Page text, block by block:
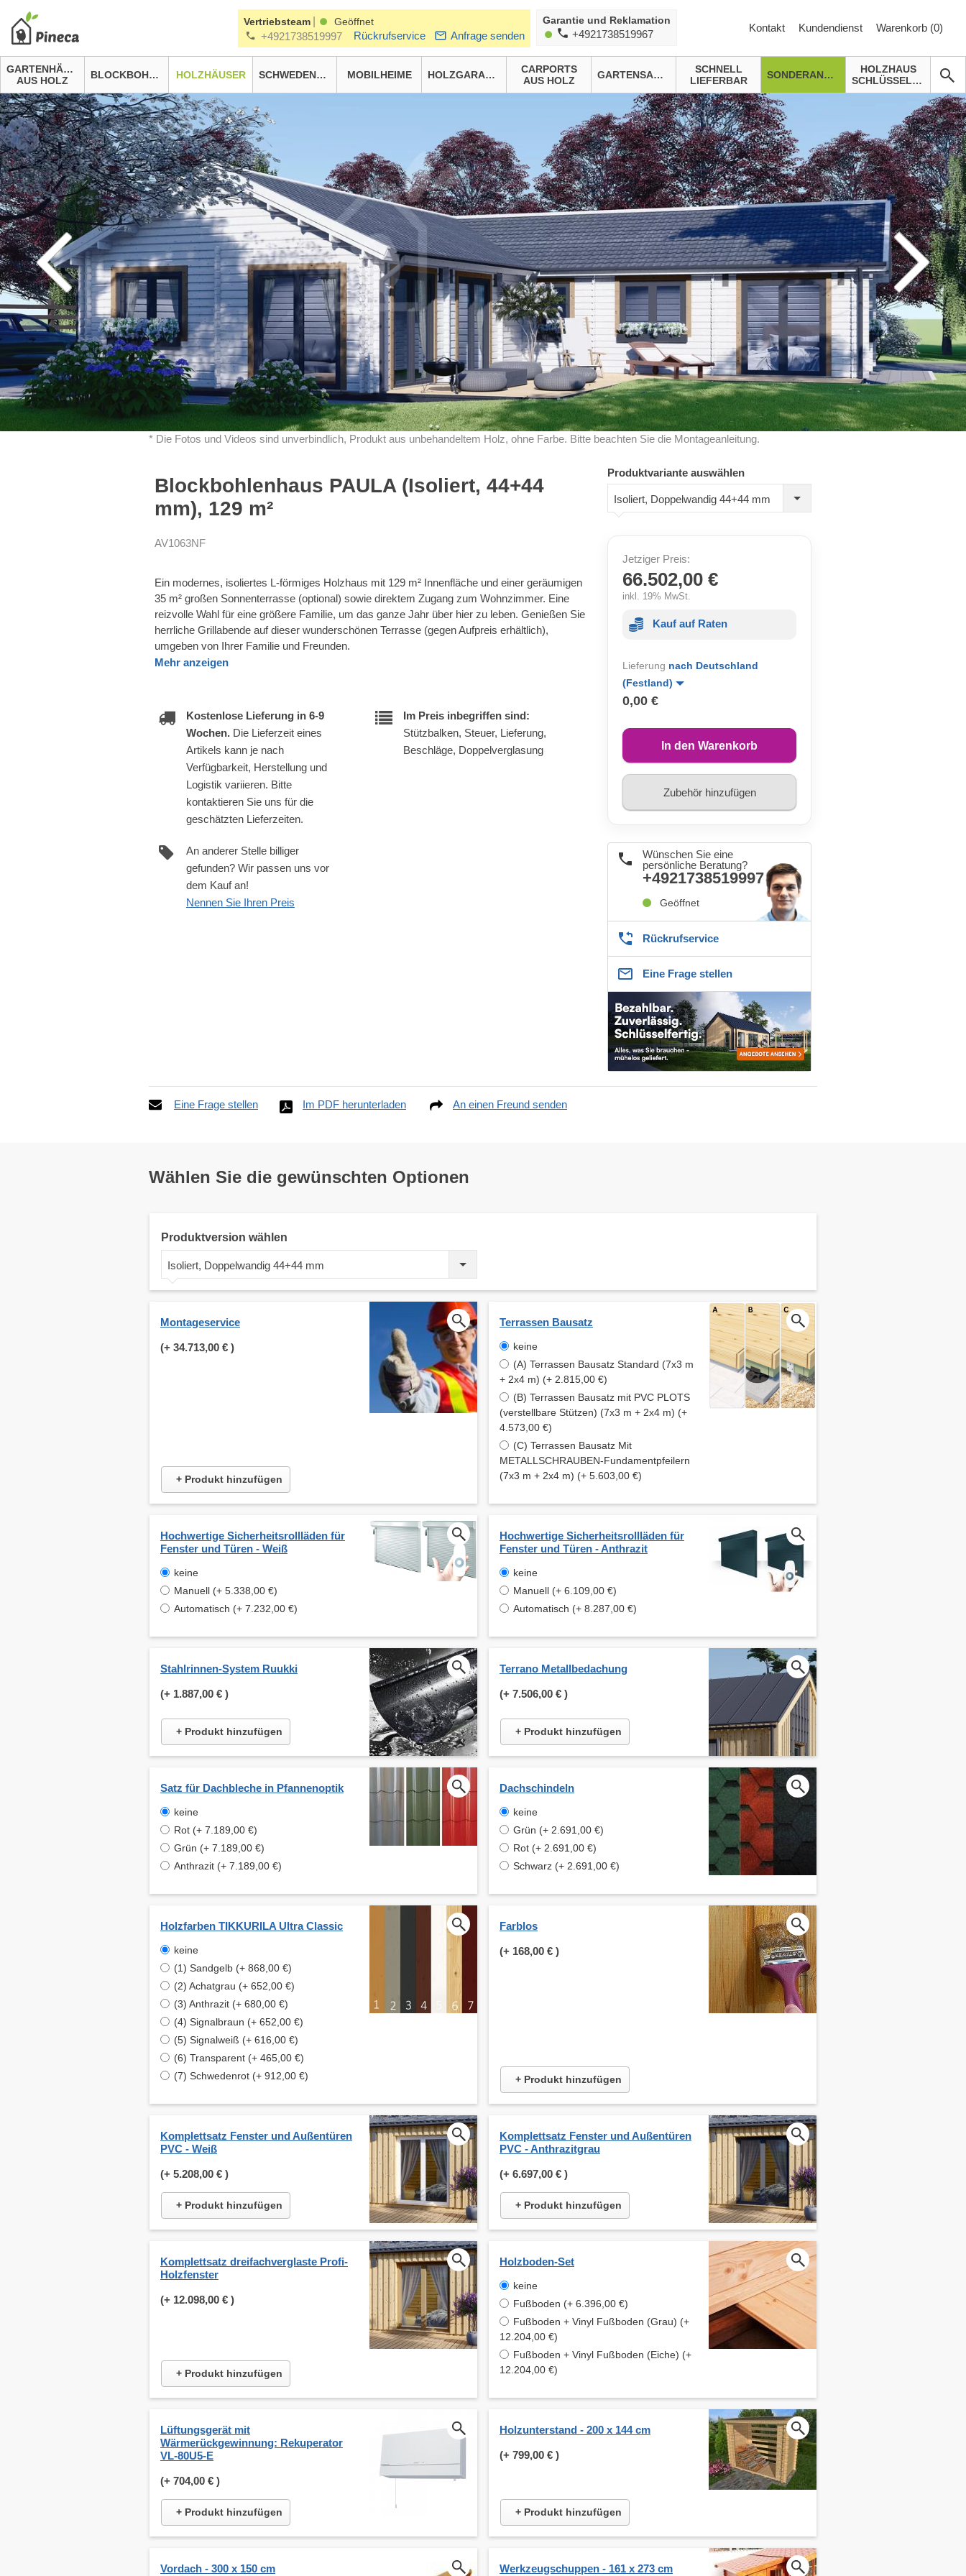
Vertriebsteam Geöffnet
+4921738519997 Rückrufservice Anfrage senden
Garantie und Reklamation
+4921738519967
Kontakt Kundendienst Warenkorb (0)
GARTENHÄUSER
AUS HOLZ
BLOCKBOHLENHÄUSER HOLZHÄUSER SCHWEDENHÄUSER MOBILHEIME HOLZGARAGEN
CARPORTS
AUS HOLZ
GARTENSAUNA
SCHNELL
LIEFERBAR
SONDERANGEBOTE
HOLZHAUS
SCHLÜSSELFERTIG
* Die Fotos und Videos sind unverbindlich, Produkt aus unbehandeltem Holz, ohne Farbe. Bitte beachten Sie die Montageanleitung.
Blockbohlenhaus PAULA (Isoliert, 44+44
mm), 129 m²
AV1063NF
Ein modernes, isoliertes L-förmiges Holzhaus mit 129 m² Innenfläche und einer geräumigen
35 m² großen Sonnenterrasse (optional) sowie direktem Zugang zum Wohnzimmer. Eine
reizvolle Wahl für eine größere Familie, um das ganze Jahr über hier zu leben. Genießen Sie
herrliche Grillabende auf dieser wunderschönen Terrasse (gegen Aufpreis erhältlich),
umgeben von Ihrer Familie und Freunden.
Mehr anzeigen
Kostenlose Lieferung in 6-9
Wochen. Die Lieferzeit eines
Artikels kann je nach
Verfügbarkeit, Herstellung und
Logistik variieren. Bitte
kontaktieren Sie uns für die
geschätzten Lieferzeiten.
Im Preis inbegriffen sind:
Stützbalken, Steuer, Lieferung,
Beschläge, Doppelverglasung
An anderer Stelle billiger
gefunden? Wir passen uns vor
dem Kauf an!
Nennen Sie Ihren Preis
Produktvariante auswählen
Isoliert, Doppelwandig 44+44 mm
Jetziger Preis:
66.502,00 €
inkl. 19% MwSt.
Kauf auf Raten
Lieferung nach Deutschland
(Festland)
0,00 €
In den Warenkorb
Zubehör hinzufügen
Wünschen Sie eine
persönliche Beratung?
+4921738519997
Geöffnet
Rückrufservice
Eine Frage stellen
Eine Frage stellen Im PDF herunterladen An einen Freund senden
Wählen Sie die gewünschten Optionen
Produktversion wählen
Isoliert, Doppelwandig 44+44 mm
Montageservice
(+ 34.713,00 € )
+ Produkt hinzufügen
Terrassen Bausatz
keine
(A) Terrassen Bausatz Standard (7x3 m
+ 2x4 m) (+ 2.815,00 €)
(B) Terrassen Bausatz mit PVC PLOTS
(verstellbare Stützen) (7x3 m + 2x4 m) (+
4.573,00 €)
(C) Terrassen Bausatz Mit
METALLSCHRAUBEN-Fundamentpfeilern
(7x3 m + 2x4 m) (+ 5.603,00 €)
Hochwertige Sicherheitsrollläden für
Fenster und Türen - Weiß
keine
Manuell (+ 5.338,00 €)
Automatisch (+ 7.232,00 €)
Hochwertige Sicherheitsrollläden für
Fenster und Türen - Anthrazit
keine
Manuell (+ 6.109,00 €)
Automatisch (+ 8.287,00 €)
Stahlrinnen-System Ruukki
(+ 1.887,00 € )
+ Produkt hinzufügen
Terrano Metallbedachung
(+ 7.506,00 € )
+ Produkt hinzufügen
Satz für Dachbleche in Pfannenoptik
keine
Rot (+ 7.189,00 €)
Grün (+ 7.189,00 €)
Anthrazit (+ 7.189,00 €)
Dachschindeln
keine
Grün (+ 2.691,00 €)
Rot (+ 2.691,00 €)
Schwarz (+ 2.691,00 €)
Holzfarben TIKKURILA Ultra Classic
keine
(1) Sandgelb (+ 868,00 €)
(2) Achatgrau (+ 652,00 €)
(3) Anthrazit (+ 680,00 €)
(4) Signalbraun (+ 652,00 €)
(5) Signalweiß (+ 616,00 €)
(6) Transparent (+ 465,00 €)
(7) Schwedenrot (+ 912,00 €)
Farblos
(+ 168,00 € )
+ Produkt hinzufügen
Komplettsatz Fenster und Außentüren
PVC - Weiß
(+ 5.208,00 € )
+ Produkt hinzufügen
Komplettsatz Fenster und Außentüren
PVC - Anthrazitgrau
(+ 6.697,00 € )
+ Produkt hinzufügen
Komplettsatz dreifachverglaste Profi-
Holzfenster
(+ 12.098,00 € )
+ Produkt hinzufügen
Holzboden-Set
keine
Fußboden (+ 6.396,00 €)
Fußboden + Vinyl Fußboden (Grau) (+
12.204,00 €)
Fußboden + Vinyl Fußboden (Eiche) (+
12.204,00 €)
Lüftungsgerät mit
Wärmerückgewinnung: Rekuperator
VL-80U5-E
(+ 704,00 € )
+ Produkt hinzufügen
Holzunterstand - 200 x 144 cm
(+ 799,00 € )
+ Produkt hinzufügen
Vordach - 300 x 150 cm Werkzeugschuppen - 161 x 273 cm